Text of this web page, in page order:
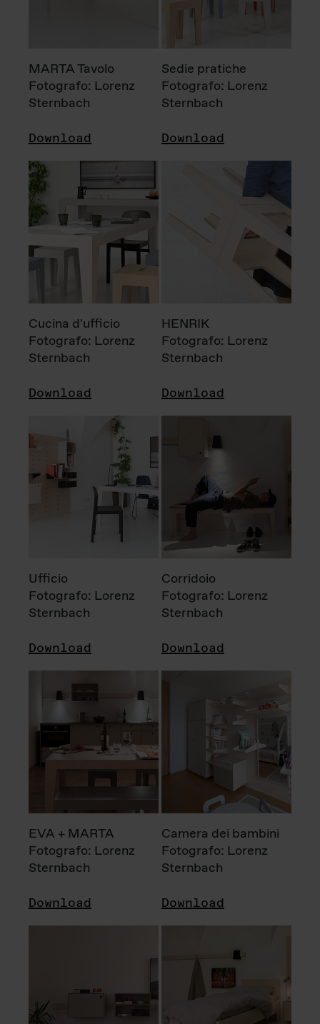
MARTA Tavolo
Fotografo: Lorenz
Sternbach
Download
Sedie pratiche
Fotografo: Lorenz
Sternbach
Download
Cucina d'ufficio
Fotografo: Lorenz
Sternbach
Download
HENRIK
Fotografo: Lorenz
Sternbach
Download
Ufficio
Fotografo: Lorenz
Sternbach
Download
Corridoio
Fotografo: Lorenz
Sternbach
Download
EVA + MARTA
Fotografo: Lorenz
Sternbach
Download
Camera dei bambini
Fotografo: Lorenz
Sternbach
Download